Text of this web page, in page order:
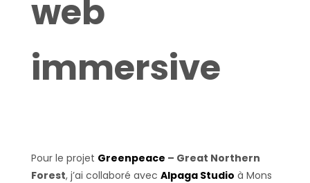
web
immersive
Pour le projet Greenpeace – Great Northern
Forest, j’ai collaboré avec Alpaga Studio à Mons